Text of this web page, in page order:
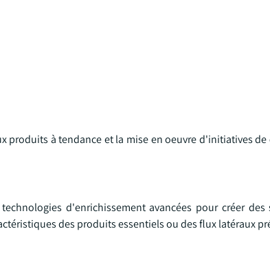
à tendance et la mise en oeuvre d'initiatives de
d'enrichissement avancées pour créer
des produits essentiels ou des flux latéraux